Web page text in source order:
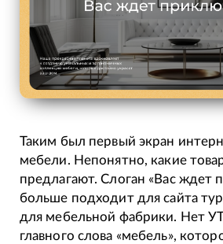
Таким был первый экран
мебели. Непонятно, какие
предлагают. Слоган «Вас ждет
больше подходит для сайта
для мебельной фабрики. Нет
главного слова «мебель»,